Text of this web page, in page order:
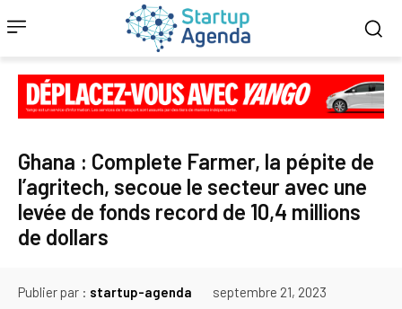
Ghana : Complete Farmer, la pépite de
l’agritech, secoue le secteur avec une
levée de fonds record de 10,4 millions
de dollars
Publier par : startup-agenda septembre 21, 2023